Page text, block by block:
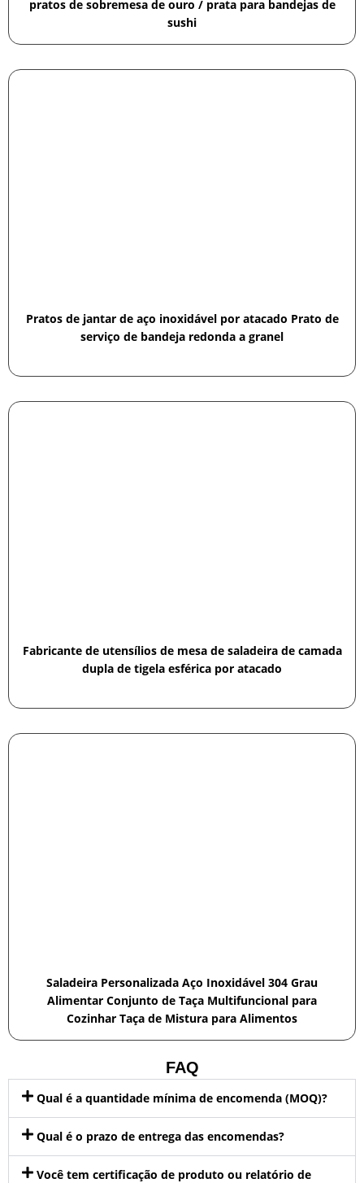
pratos de sobremesa de ouro / prata para bandejas de
sushi
Pratos de jantar de aço inoxidável por atacado Prato de
serviço de bandeja redonda a granel
Fabricante de utensílios de mesa de saladeira de camada
dupla de tigela esférica por atacado
Saladeira Personalizada Aço Inoxidável 304 Grau
Alimentar Conjunto de Taça Multifuncional para
Cozinhar Taça de Mistura para Alimentos
FAQ
Qual é a quantidade mínima de encomenda (MOQ)?
Qual é o prazo de entrega das encomendas?
Você tem certificação de produto ou relatório de